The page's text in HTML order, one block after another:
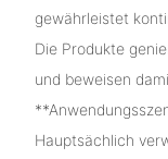
gewährleistet
Die Produkte
und beweisen
Hauptsächlich